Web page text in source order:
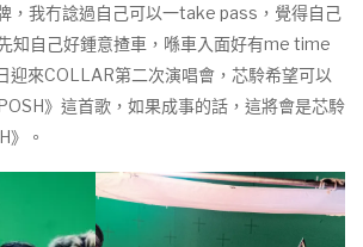
，我冇諗過自己可以一take pass，覺得自己
知自己好鍾意揸車，喺車入面好有me time
迎來COLLAR第二次演唱會，芯駖希望可以
》這首歌，如果成事的話，這將會是芯駖
》。